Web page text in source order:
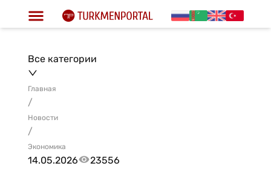
Все категории
Главная
/
Новости
/
Экономика
14.05.2026 23556